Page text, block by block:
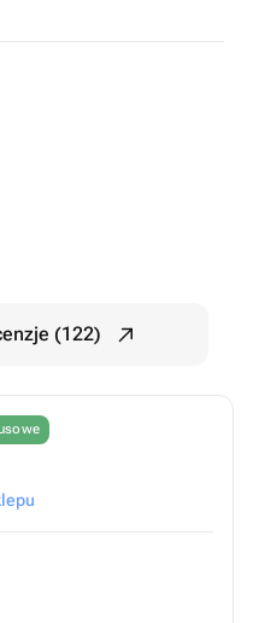
(122)